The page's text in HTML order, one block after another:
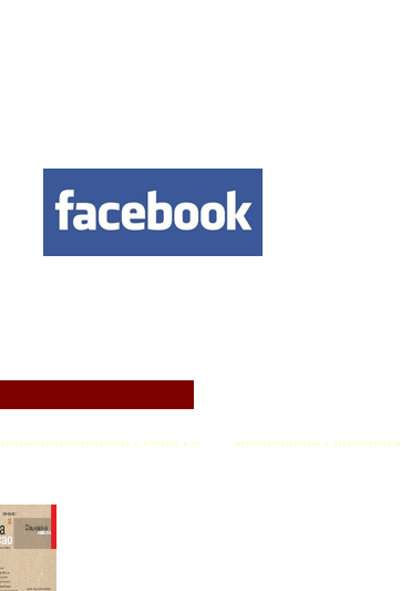
. . ...... . .. ................... . .............